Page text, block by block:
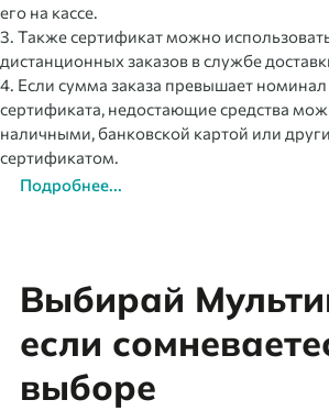
его на кассе.
3. Также сертификат можно
дистанционных заказов в службе
4. Если сумма заказа превышает
сертификата, недостающие средства
наличными, банковской картой или
сертификатом.
Подробнее...
Выбирай
если
выборе